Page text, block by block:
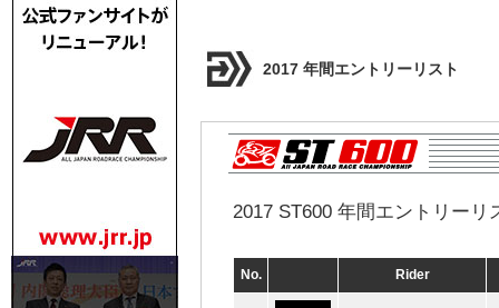
2017 年間エントリーリスト
2017 ST600 年間エントリーリ
No. Rider